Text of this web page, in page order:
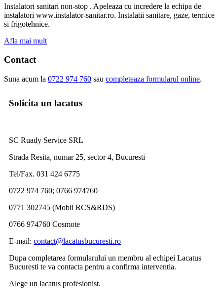
Instalatori sanitari non-stop . Apeleaza cu incredere la echipa de
instalatori www.instalator-sanitar.ro. Instalatii sanitare, gaze, termice
si frigotehnice.
Afla mai mult
Contact
Suna acum la 0722 974 760 sau completeaza formularul online.
Solicita un lacatus
SC Ruady Service SRL
Strada Resita, numar 25, sector 4, Bucuresti
Tel/Fax. 031 424 6775
0722 974 760; 0766 974760
0771 302745 (Mobil RCS&RDS)
0766 974760 Cosmote
E-mail: contact@lacatusbucuresti.ro
Dupa completarea formularului un membru al echipei Lacatus
Bucuresti te va contacta pentru a confirma interventia.
Alege un lacatus profesionist.